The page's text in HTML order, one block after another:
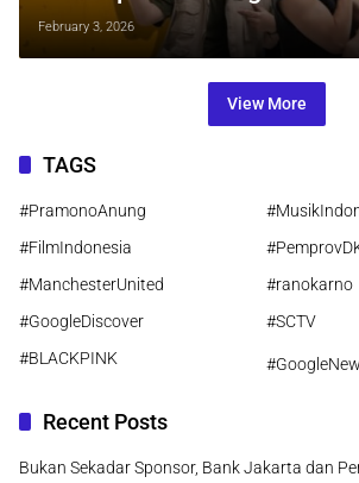
Petualangan Lokal yang
February 3, 2026
View More
TAGS
#PramonoAnung
#FilmIndonesia
#ManchesterUnited
#ranokarno
#GoogleDiscover
#SCTV
#BLACKPINK
Recent Posts
Bukan Sekadar Sponsor, Bank Jakarta dan